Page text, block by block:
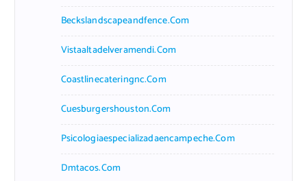
Beckslandscapeandfence.com
Vistaaltadelveramendi.com
Coastlinecateringnc.com
Cuesburgershouston.com
Psicologiaespecializadaencampeche.com
Dmtacos.com